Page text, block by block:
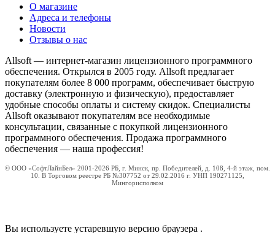
О магазине
Адреса и телефоны
Новости
Отзывы о нас
Allsoft — интернет-магазин лицензионного программного
обеспечения. Открылся в 2005 году. Allsoft предлагает
покупателям более 8 000 программ, обеспечивает быструю
доставку (электронную и физическую), предоставляет
удобные способы оплаты и систему скидок. Специалисты
Allsoft оказывают покупателям все необходимые
консультации, связанные с покупкой лицензионного
программного обеспечения. Продажа программного
обеспечения — наша профессия!
© ООО «СофтЛайнБел» 2001-2026 РБ, г. Минск, пр. Победителей, д. 108, 4-й этаж, пом.
10. В Торговом реестре РБ №307752 от 29.02.2016 г. УНП 190271125,
Мингорисполком
Вы используете устаревшую версию браузера .